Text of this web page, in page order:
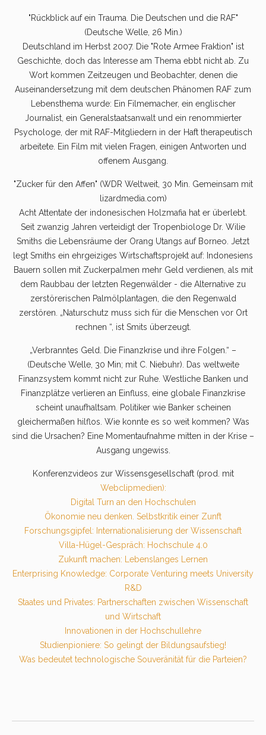
"Rückblick auf ein Trauma. Die Deutschen und die RAF"
(Deutsche Welle, 26 Min.)
Deutschland im Herbst 2007. Die "Rote Armee Fraktion" ist
Geschichte, doch das Interesse am Thema ebbt nicht ab. Zu
Wort kommen Zeitzeugen und Beobachter, denen die
Auseinandersetzung mit dem deutschen Phänomen RAF zum
Lebensthema wurde: Ein Filmemacher, ein englischer
Journalist, ein Generalstaatsanwalt und ein renommierter
Psychologe, der mit RAF-Mitgliedern in der Haft therapeutisch
arbeitete. Ein Film mit vielen Fragen, einigen Antworten und
offenem Ausgang.
"Zucker für den Affen" (WDR Weltweit, 30 Min. Gemeinsam mit
lizardmedia.com)
Acht Attentate der indonesischen Holzmafia hat er überlebt.
Seit zwanzig Jahren verteidigt der Tropenbiologe Dr. Wilie
Smiths die Lebensräume der Orang Utangs auf Borneo. Jetzt
legt Smiths ein ehrgeiziges Wirtschaftsprojekt auf: Indonesiens
Bauern sollen mit Zuckerpalmen mehr Geld verdienen, als mit
dem Raubbau der letzten Regenwälder - die Alternative zu
zerstörerischen Palmölplantagen, die den Regenwald
zerstören. „Naturschutz muss sich für die Menschen vor Ort
rechnen “, ist Smits überzeugt.
„Verbranntes Geld. Die Finanzkrise und ihre Folgen.“ –
(Deutsche Welle, 30 Min; mit C. Niebuhr). Das weltweite
Finanzsystem kommt nicht zur Ruhe. Westliche Banken und
Finanzplätze verlieren an Einfluss, eine globale Finanzkrise
scheint unaufhaltsam. Politiker wie Banker scheinen
gleichermaßen hilflos. Wie konnte es so weit kommen? Was
sind die Ursachen? Eine Momentaufnahme mitten in der Krise –
Ausgang ungewiss.
Konferenzvideos zur Wissensgesellschaft (prod. mit
Webclipmedien):
Digital Turn an den Hochschulen
Ökonomie neu denken. Selbstkritik einer Zunft
Forschungsgipfel: Internationalisierung der Wissenschaft
Villa-Hügel-Gespräch: Hochschule 4.0
Zukunft machen: Lebenslanges Lernen
Enterprising Knowledge: Corporate Venturing meets University
R&D
Staates und Privates: Partnerschaften zwischen Wissenschaft
und Wirtschaft
Innovationen in der Hochschullehre
Studienpioniere: So gelingt der Bildungsaufstieg!
Was bedeutet technologische Souveränität für die Parteien?